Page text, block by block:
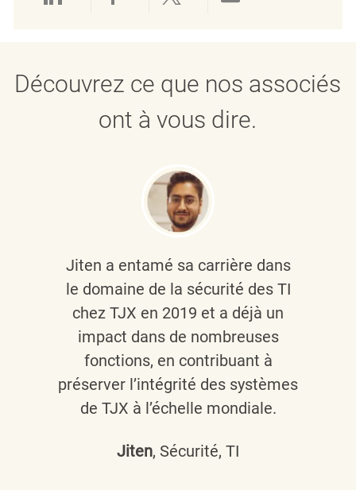
Partager via LinkedIn
Partager via Facebook
Partager via twitter
Découvrez ce que nos associés
ont à vous dire.
Jiten a entamé sa carrière dans
le domaine de la sécurité des TI
chez TJX en 2019 et a déjà un
impact dans de nombreuses
fonctions, en contribuant à
préserver l’intégrité des systèmes
de TJX à l’échelle mondiale.
Jiten, Sécurité, TI